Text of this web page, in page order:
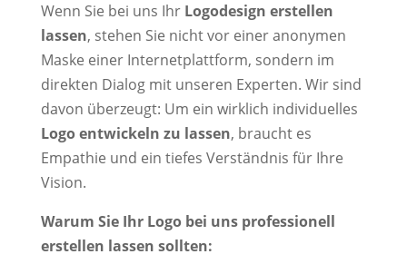
Wenn Sie bei uns Ihr Logodesign erstellen
lassen, stehen Sie nicht vor einer anonymen
Maske einer Internetplattform, sondern im
direkten Dialog mit unseren Experten. Wir sind
davon überzeugt: Um ein wirklich individuelles
Logo entwickeln zu lassen, braucht es
Empathie und ein tiefes Verständnis für Ihre
Vision.
Warum Sie Ihr Logo bei uns professionell
erstellen lassen sollten: